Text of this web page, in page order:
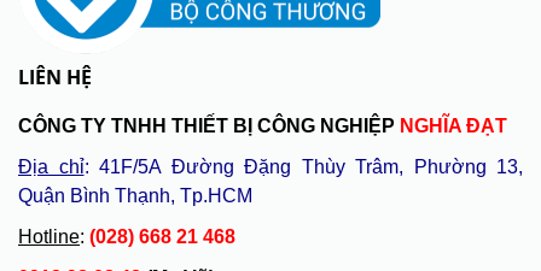
LIÊN HỆ
CÔNG TY TNHH THIẾT BỊ CÔNG NGHIỆP NGHĨA ĐẠT
Địa chỉ: 41F/5A Đường Đặng Thùy Trâm, Phường 13,
Quận Bình Thạnh, Tp.HCM
Hotline: (028) 668 21 468